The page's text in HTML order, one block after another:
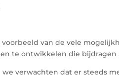
van de vele
te ontwikkelen die bijdragen
verwachten dat er steeds